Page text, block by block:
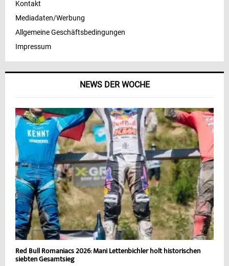
NEWS DER WOCHE
Red Bull Romaniacs 2026: Mani Lettenbichler holt historischen
siebten Gesamtsieg
Kontakt
Mediadaten/Werbung
Allgemeine Geschäftsbedingungen
Impressum